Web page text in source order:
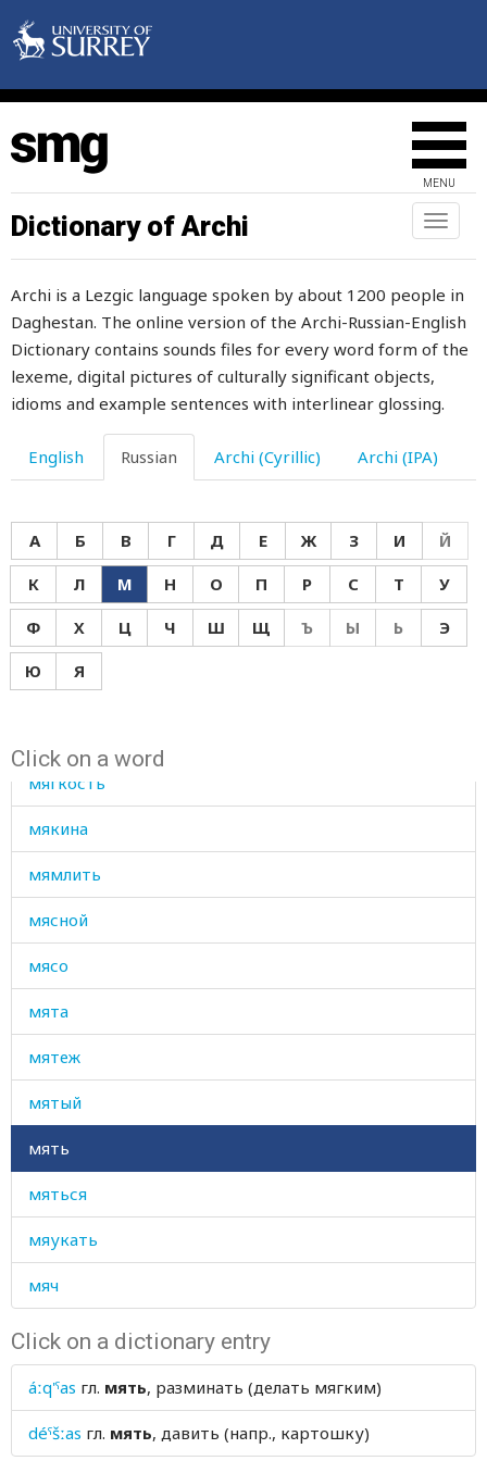
MENU
Toggle
Dictionary of Archi
Archi is a Lezgic language spoken by about 1200 people in
Daghestan. The online version of the Archi-Russian-English
Dictionary contains sounds files for every word form of the
lexeme, digital pictures of culturally significant objects,
idioms and example sentences with interlinear glossing.
English Russian Archi (Cyrillic) Archi (IPA)
А Б В Г Д Е Ж З И
Й
К
Л М Н О П Р С Т
У
Ф
Х Ц Ч Ш Щ Ъ Ы Ь
Э
Ю
Я
Click on a word
мутный
муфтий
муха
мучение
мучения
мучиться
мыло
мыть
мышца
мышь
мюрид
мягкий
мягкость
мякина
мямлить
мясной
мясо
мята
мятеж
мятый
мять
мяться
мяукать
мяч
Click on a dictionary entry
áːq'ˤas гл. мять, разминать (делать мягким)
déˤšːas гл. мять, давить (напр., картошку)